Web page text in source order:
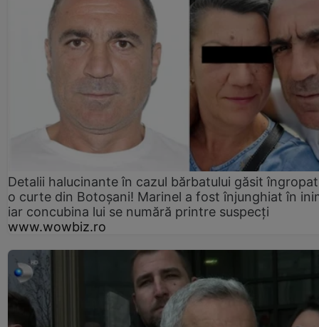
Detalii halucinante în cazul bărbatului găsit
o curte din Botoșani! Marinel a fost înjunghiat în
iar concubina lui se numără printre suspecți
www.wowbiz.ro